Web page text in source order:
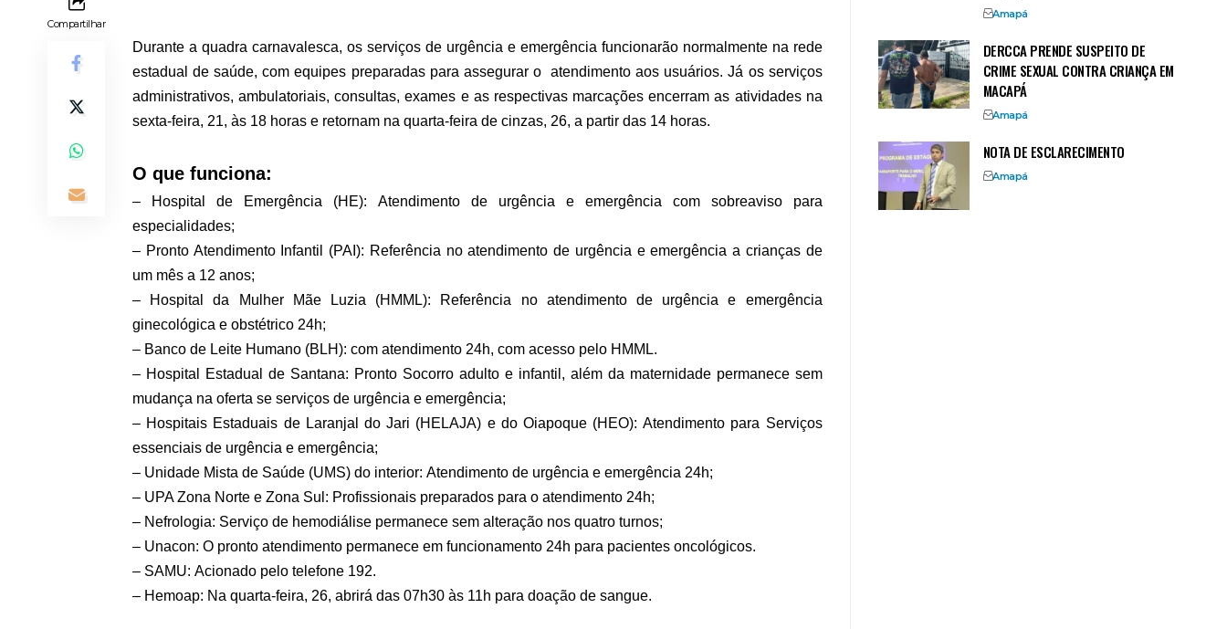
Compartilhar
Durante a quadra carnavalesca, os serviços de urgência e emergência funcionarão normalmente na rede
estadual de saúde, com equipes preparadas para assegurar o atendimento aos usuários. Já os serviços
administrativos, ambulatoriais, consultas, exames e as respectivas marcações encerram as atividades na
sexta-feira, 21, às 18 horas e retornam na quarta-feira de cinzas, 26, a partir das 14 horas.
O que funciona:
– Hospital de Emergência (HE): Atendimento de urgência e emergência com sobreaviso para
especialidades;
– Pronto Atendimento Infantil (PAI): Referência no atendimento de urgência e emergência a crianças de
um mês a 12 anos;
– Hospital da Mulher Mãe Luzia (HMML): Referência no atendimento de urgência e emergência
ginecológica e obstétrico 24h;
– Banco de Leite Humano (BLH): com atendimento 24h, com acesso pelo HMML.
– Hospital Estadual de Santana: Pronto Socorro adulto e infantil, além da maternidade permanece sem
mudança na oferta se serviços de urgência e emergência;
– Hospitais Estaduais de Laranjal do Jari (HELAJA) e do Oiapoque (HEO): Atendimento para Serviços
essenciais de urgência e emergência;
– Unidade Mista de Saúde (UMS) do interior: Atendimento de urgência e emergência 24h;
– UPA Zona Norte e Zona Sul: Profissionais preparados para o atendimento 24h;
– Nefrologia: Serviço de hemodiálise permanece sem alteração nos quatro turnos;
– Unacon: O pronto atendimento permanece em funcionamento 24h para pacientes oncológicos.
– SAMU: Acionado pelo telefone 192.
– Hemoap: Na quarta-feira, 26, abrirá das 07h30 às 11h para doação de sangue.
Amapá
DERCCA PRENDE SUSPEITO DE
CRIME SEXUAL CONTRA CRIANÇA EM
MACAPÁ
Amapá
NOTA DE ESCLARECIMENTO
Amapá